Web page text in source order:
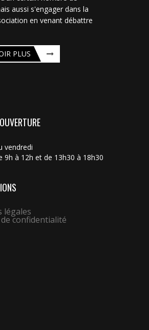
aussi s'engager dans la
en venant débattre
PLUS
vendredi
9h à 12h et de 13h30 à 18h30
légales
confidentialité